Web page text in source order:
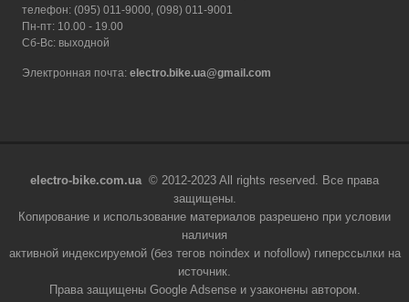
телефон: (095) 011-9000, (098) 011-9001
Пн-пт: 10.00 - 19.00
Сб-Вс: выходной
Электронная почта: electro.bike.ua@gmail.com
electro-bike.com.ua © 2012-2023 All rights reserved. Все права
защищены.
Копирование и использование материалов разрешено при условии
наличия
активной индексируемой (без тегов noindex и nofollow) гиперссылки на
источник.
Права защищены Google Adsense и узаконены автором.